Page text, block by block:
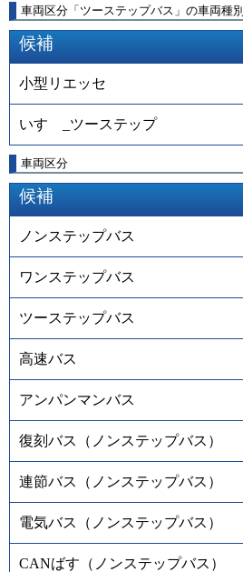
車両区分「ツーステップバス」の車両種別
候補
小型リエッセ
いすゞ_ツーステップ
車両区分
候補
ノンステップバス
ワンステップバス
ツーステップバス
高速バス
アンパンマンバス
復刻バス（ノンステップバス）
連節バス（ノンステップバス）
電気バス（ノンステップバス）
CANばす（ノンステップバス）